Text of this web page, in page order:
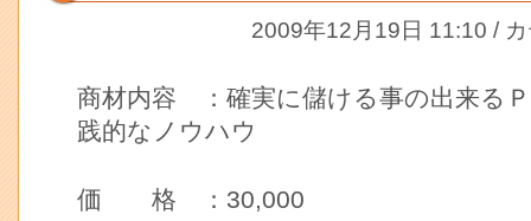
2009年12月19日 11:10 /
商材内容 ：確実に儲ける事の出来る
践的なノウハウ
価 格 ：30,000